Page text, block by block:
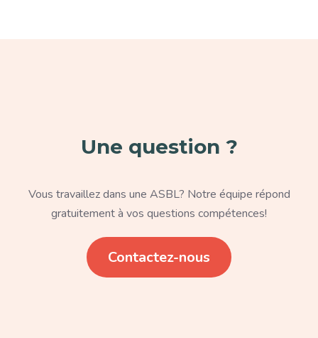
Une question ?
Vous travaillez dans une ASBL? Notre équipe répond
gratuitement à vos questions compétences!
Contactez-nous